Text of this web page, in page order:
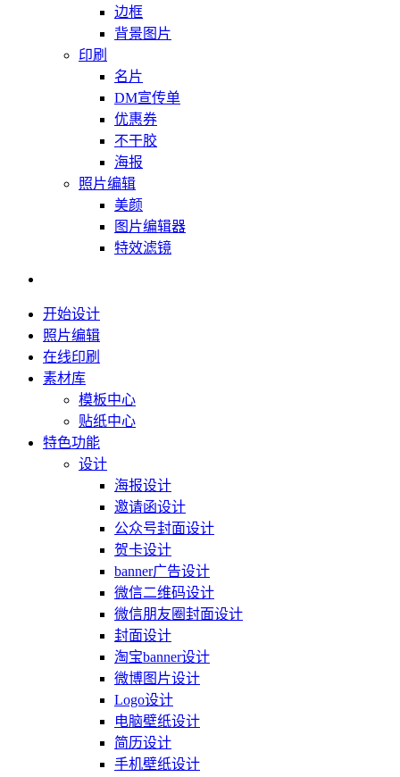
边框
背景图片
印刷
名片
DM宣传单
优惠券
不干胶
海报
照片编辑
美颜
图片编辑器
特效滤镜
开始设计
照片编辑
在线印刷
素材库
模板中心
贴纸中心
特色功能
设计
海报设计
邀请函设计
公众号封面设计
贺卡设计
banner广告设计
微信二维码设计
微信朋友圈封面设计
封面设计
淘宝banner设计
微博图片设计
Logo设计
电脑壁纸设计
简历设计
手机壁纸设计